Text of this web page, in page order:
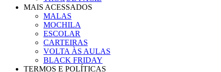
MAIS ACESSADOS
MALAS
MOCHILA
ESCOLAR
CARTEIRAS
VOLTA ÀS AULAS
BLACK FRIDAY
TERMOS E POLÍTICAS